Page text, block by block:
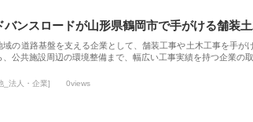
バンスロードが山形県鶴岡市で手がける舗装
域の道路基盤を支える企業として、舗装工事や土木工事を手が
、公共施設周辺の環境整備まで、幅広い工事実績を持つ企業の
_法人・企業] 0views